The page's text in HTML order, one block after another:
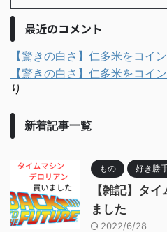
最近のコメント
【驚きの白さ】仁多米をコイ
【驚きの白さ】仁多米をコイ
り
新着記事一覧
もの 好き勝
【雑記】タ
ました
2022/6/28